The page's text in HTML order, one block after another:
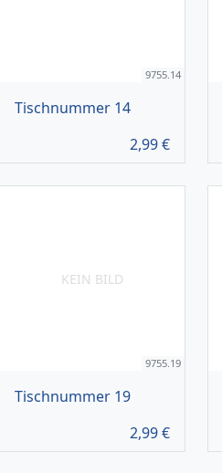
9755.14
Tischnummer 14
2,99€
KEIN BILD
9755.19
Tischnummer 19
2,99€